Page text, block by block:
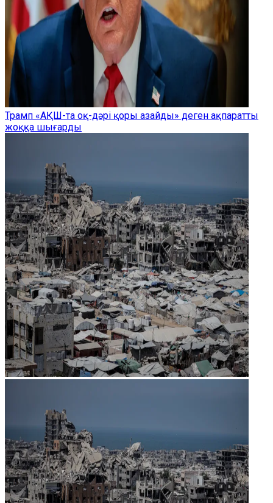
Трамп «АҚШ-та оқ-дәрі қоры азайды» деген ақпаратты
жоққа шығарды